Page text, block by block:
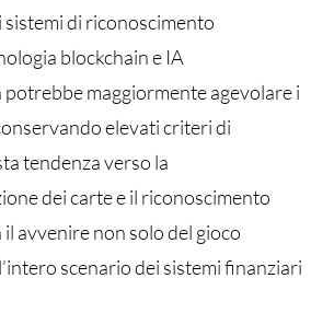
sistemi di riconoscimento
blockchain e IA
maggiormente agevolare i
elevati criteri di
tendenza verso la
dei carte e il riconoscimento
avvenire non solo del gioco
scenario dei sistemi finanziari